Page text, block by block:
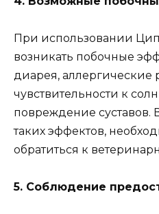
При использовании
возникать побочные
диарея,
чувствительности к
повреждение суставов.
таких эффектов,
обратиться к
5. Соблюдение